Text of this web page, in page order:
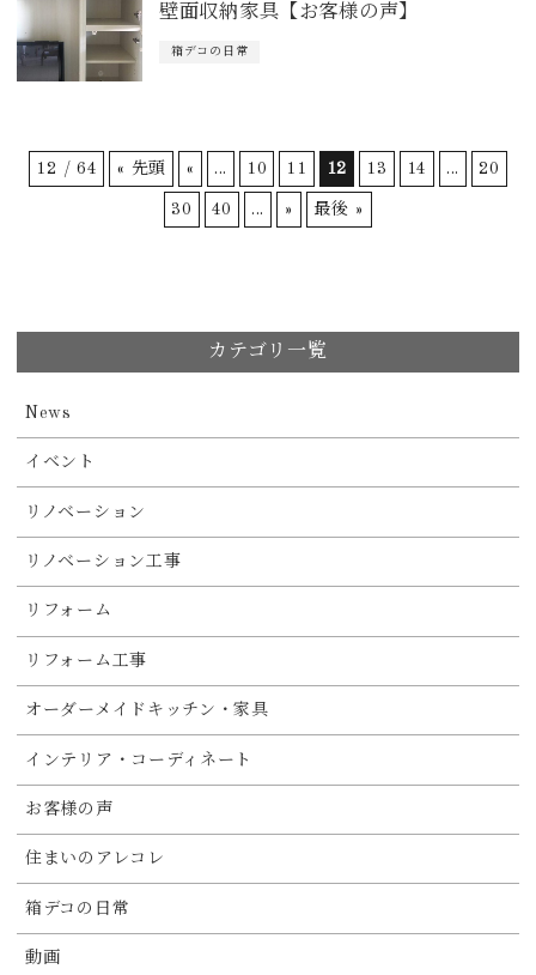
壁面収納家具【お客様の声】
箱デコの日常
12 / 64 « 先頭 « ... 10 11 12 13 14 ... 20
30 40 ... » 最後 »
カテゴリ一覧
News
イベント
リノベーション
リノベーション工事
リフォーム
リフォーム工事
オーダーメイドキッチン・家具
インテリア・コーディネート
お客様の声
住まいのアレコレ
箱デコの日常
動画